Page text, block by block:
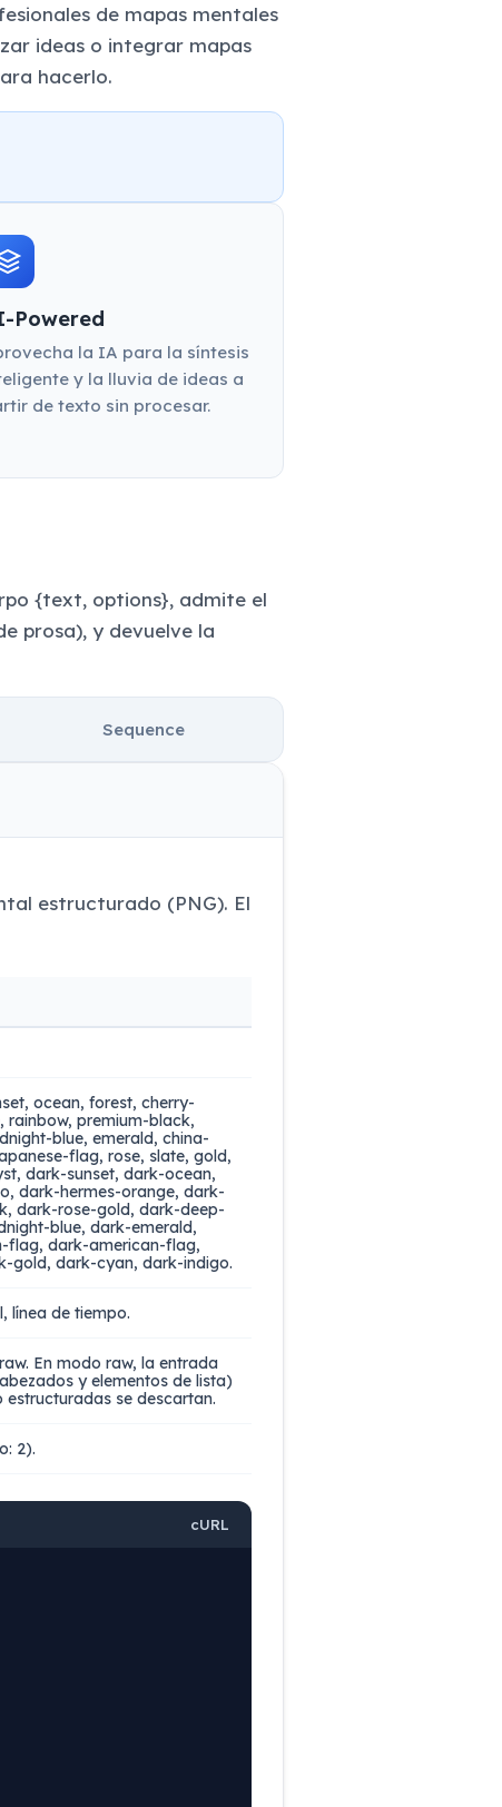
de mapas mentales
ideas o integrar mapas
hacerlo.
Powered
la IA para la síntesis
y la lluvia de ideas a
de texto sin procesar.
{text, options}, admite el
prosa), y devuelve la
Sequence
estructurado (PNG). El
ocean, forest, cherry-
rainbow, premium-black,
blue, emerald, china-
flag, rose, slate, gold,
dark-sunset, dark-ocean,
dark-hermes-orange, dark-
dark-rose-gold, dark-deep-
blue, dark-emerald,
flag, dark-american-flag,
gold, dark-cyan, dark-indigo.
línea de tiempo.
En modo raw, la entrada
y elementos de lista)
estructuradas se descartan.
2).
cURL